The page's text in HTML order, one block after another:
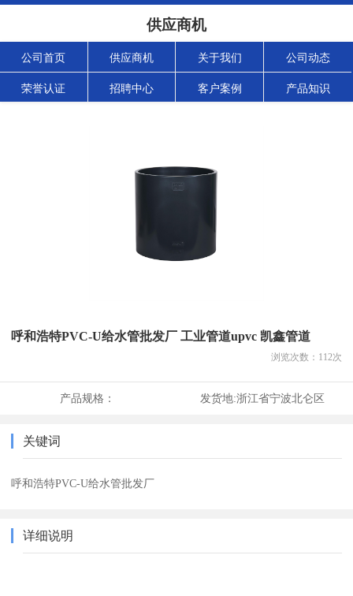
供应商机
公司首页 供应商机 关于我们 公司动态
荣誉认证 招聘中心 客户案例 产品知识
呼和浩特PVC-U给水管批发厂 工业管道upvc 凯鑫管道
浏览次数： 112次
产品规格： 发货地:浙江省宁波北仑区
关键词
呼和浩特PVC-U给水管批发厂
详细说明